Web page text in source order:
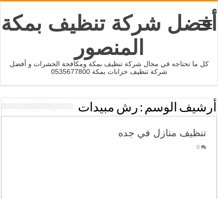
أفضل شركة تنظيف بمكة
المنصور
كل ما تحتاجه في مجال شركة تنظيف بمكة ومكافحة الحشرات و أفضل
شركة تنظيف خزانات بمكة 0535677800
أرشيف الوسم : رش مبيدات
تنظيف منازل في جده
0